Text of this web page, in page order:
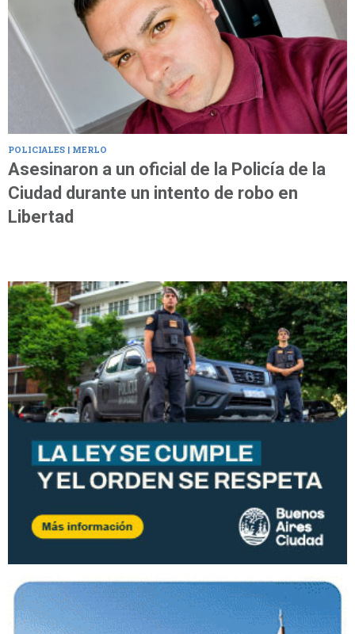
POLICIALES | MERLO
Asesinaron a un oficial de la Policía de la
Ciudad durante un intento de robo en
Libertad